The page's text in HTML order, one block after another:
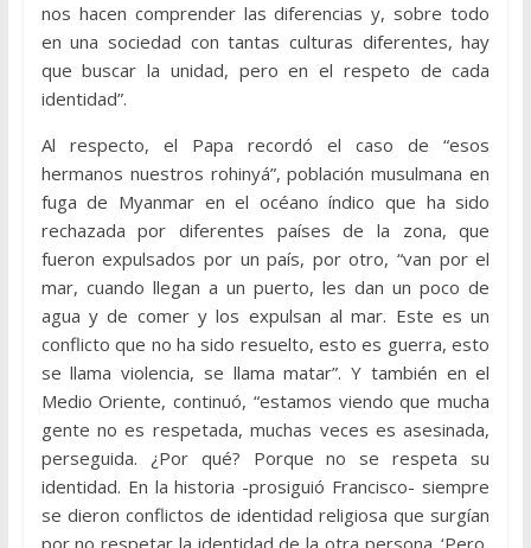
nos hacen comprender las diferencias y, sobre todo
en una sociedad con tantas culturas diferentes, hay
que buscar la unidad, pero en el respeto de cada
identidad”.
Al respecto, el Papa recordó el caso de “esos
hermanos nuestros rohinyá”, población musulmana en
fuga de Myanmar en el océano índico que ha sido
rechazada por diferentes países de la zona, que
fueron expulsados por un país, por otro, “van por el
mar, cuando llegan a un puerto, les dan un poco de
agua y de comer y los expulsan al mar. Este es un
conflicto que no ha sido resuelto, esto es guerra, esto
se llama violencia, se llama matar”. Y también en el
Medio Oriente, continuó, “estamos viendo que mucha
gente no es respetada, muchas veces es asesinada,
perseguida. ¿Por qué? Porque no se respeta su
identidad. En la historia -prosiguió Francisco- siempre
se dieron conflictos de identidad religiosa que surgían